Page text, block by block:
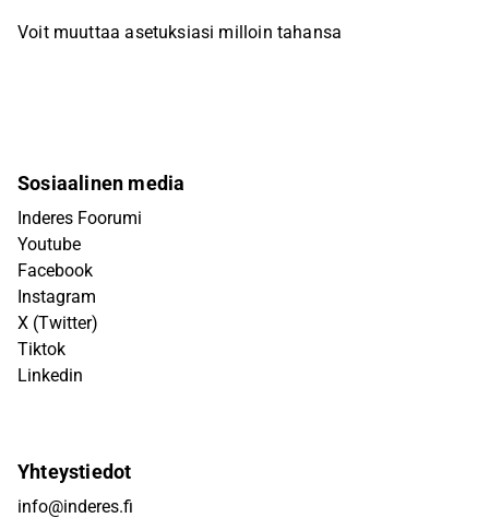
Voit muuttaa asetuksiasi milloin tahansa
Sosiaalinen media
Inderes Foorumi
Youtube
Facebook
Instagram
X (Twitter)
Tiktok
Linkedin
Yhteystiedot
info@inderes.fi